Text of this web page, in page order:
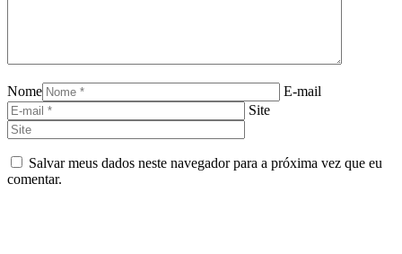
Nome
E-mail
Site
Salvar meus dados neste navegador para a próxima vez que eu
comentar.